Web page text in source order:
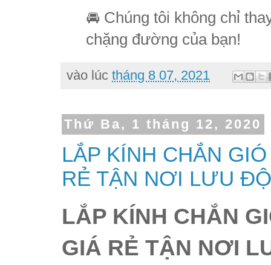
🚘 Chúng tôi không chỉ
chặng đường của bạn!
vào lúc tháng 8 07, 2021
Thứ Ba, 1 tháng 12, 2020
LẮP KÍNH CHẮN
RẺ TẬN NƠI LƯU
LẮP KÍNH CHẮN
GIÁ RẺ TẬN NƠI